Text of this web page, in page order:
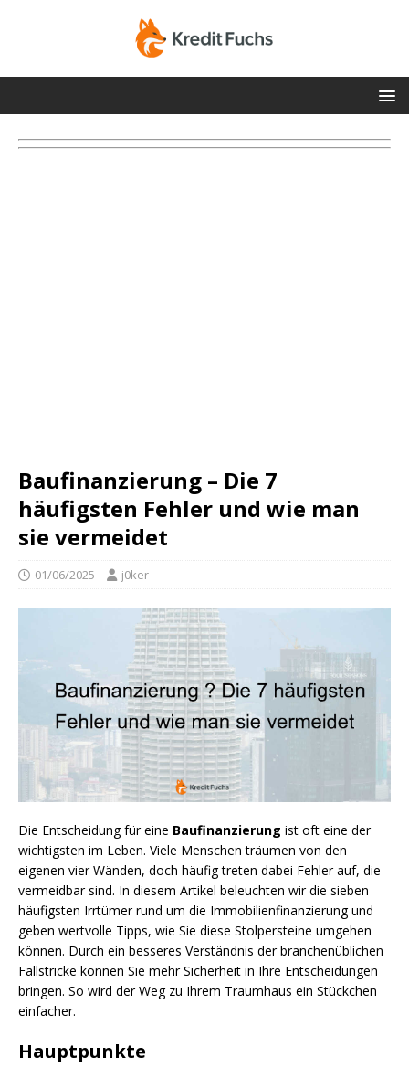
Baufinanzierung – Die 7
häufigsten Fehler und wie man
sie vermeidet
01/06/2025 j0ker
Die Entscheidung für eine Baufinanzierung ist oft eine der
wichtigsten im Leben. Viele Menschen träumen von den
eigenen vier Wänden, doch häufig treten dabei Fehler auf, die
vermeidbar sind. In diesem Artikel beleuchten wir die sieben
häufigsten Irrtümer rund um die Immobilienfinanzierung und
geben wertvolle Tipps, wie Sie diese Stolpersteine umgehen
können. Durch ein besseres Verständnis der branchenüblichen
Fallstricke können Sie mehr Sicherheit in Ihre Entscheidungen
bringen. So wird der Weg zu Ihrem Traumhaus ein Stückchen
einfacher.
Hauptpunkte